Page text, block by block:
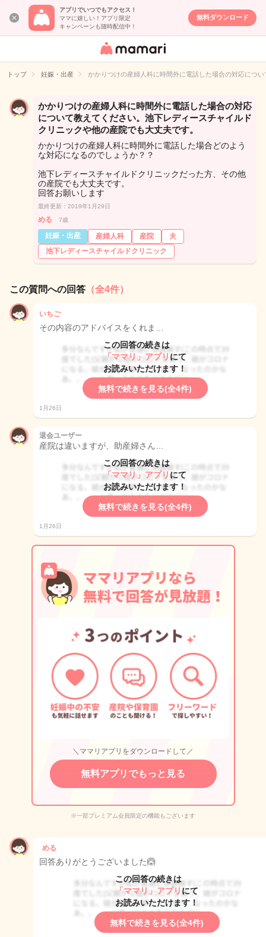
アプリでいつでもアクセス！
ママに嬉しい！アプリ限定
キャンペーンも随時配信中！
無料ダウンロード
女性専用匿名QA
イト
トップ 妊娠・出産 かかりつけの産婦人科に時間外に電話した場合の対応につ
かかりつけの産婦人科に時間外に電話した場合の対応
について教えてください。池下レディースチャイルド
クリニックや他の産院でも大丈夫です。
かかりつけの産婦人科に時間外に電話した場合どのよう
な対応になるのでしょうか？？
池下レディースチャイルドクリニックだった方、その他
の産院でも大丈夫です。
回答お願いします
最終更新：2019年1月29日
める 7歳
妊娠・出産 産婦人科 産院
夫
池下レディースチャイルドクリニック
この質問への回答 （全4件）
いちご
その内容のアドバイスをくれま…
この回答の続きは
「ママリ」アプリ にて
お読みいただけます！
無料で続きを見る(全4件)
1月26日
退会ユーザー
産院は違いますが、助産婦さん…
この回答の続きは
「ママリ」アプリ にて
お読みいただけます！
無料で続きを見る(全4件)
1月26日
＼ママリアプリをダウンロードして／
無料アプリでもっと見る
※一部プレミアム会員限定の機能もございます
める
回答ありがとうございました🙆
この回答の続きは
「ママリ」アプリ にて
お読みいただけます！
無料で続きを見る(全4件)